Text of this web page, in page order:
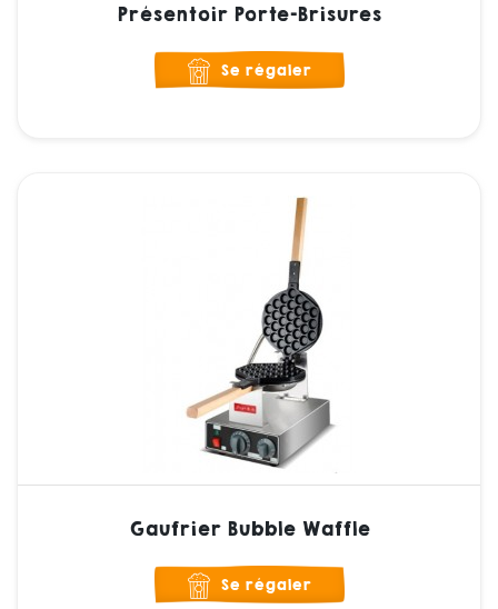
Présentoir Porte-Brisures
Se régaler
Gaufrier Bubble Waffle
Se régaler